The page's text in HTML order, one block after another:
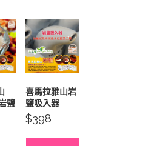
鹽
喜馬拉雅山岩
鹽吸入器
$398